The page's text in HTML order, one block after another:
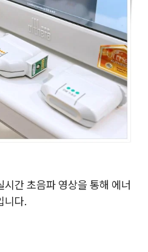
간 초음파 영상을 통해 에너
니다.